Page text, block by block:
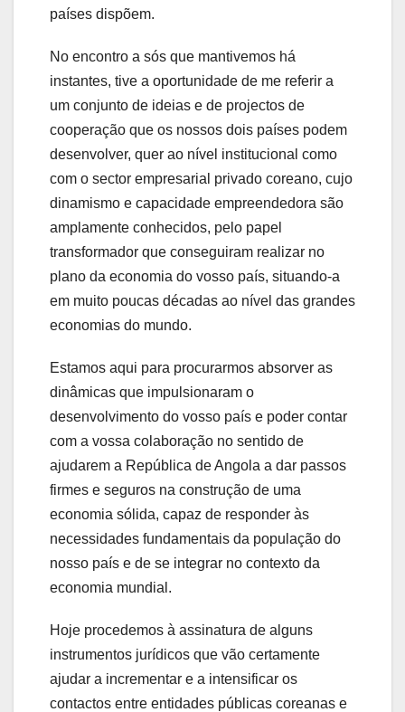
países dispõem.
No encontro a sós que mantivemos há
instantes, tive a oportunidade de me referir a
um conjunto de ideias e de projectos de
cooperação que os nossos dois países podem
desenvolver, quer ao nível institucional como
com o sector empresarial privado coreano, cujo
dinamismo e capacidade empreendedora são
amplamente conhecidos, pelo papel
transformador que conseguiram realizar no
plano da economia do vosso país, situando-a
em muito poucas décadas ao nível das grandes
economias do mundo.
Estamos aqui para procurarmos absorver as
dinâmicas que impulsionaram o
desenvolvimento do vosso país e poder contar
com a vossa colaboração no sentido de
ajudarem a República de Angola a dar passos
firmes e seguros na construção de uma
economia sólida, capaz de responder às
necessidades fundamentais da população do
nosso país e de se integrar no contexto da
economia mundial.
Hoje procedemos à assinatura de alguns
instrumentos jurídicos que vão certamente
ajudar a incrementar e a intensificar os
contactos entre entidades públicas coreanas e